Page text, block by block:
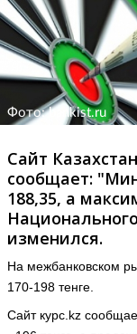
Фото: bankist.ru
Сайт
сообщает:
188,35, а
изменился.
На межбанковском
170-198 тенге.
Сайт курс.kz